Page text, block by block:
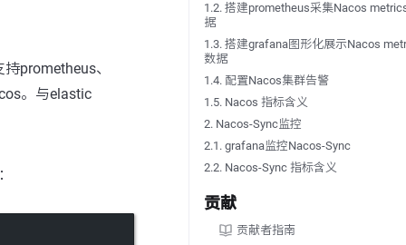
1.2. 搭建prometheus采集Nacos
据
1.3. 搭建grafana图形化展示Nacos
数据
1.4. 配置Nacos集群告警
1.5. Nacos 指标含义
2. Nacos-Sync监控
2.1. grafana监控Nacos-Sync
2.2. Nacos-Sync 指标含义
贡献
贡献者指南
prometheus、
。与elastic